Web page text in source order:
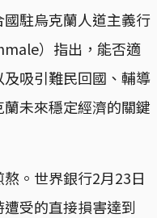
駐烏克蘭人道主義行
）指出，能否適
吸引難民回國、輔導
未來穩定經濟的關鍵
。世界銀行2月23日
受的直接損害達到